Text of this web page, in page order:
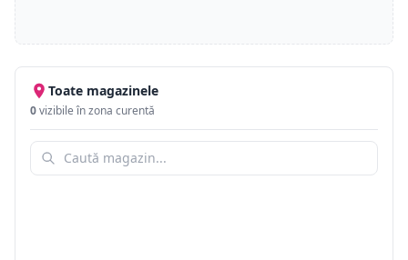
Toate magazinele
0vizibile în zona curentă